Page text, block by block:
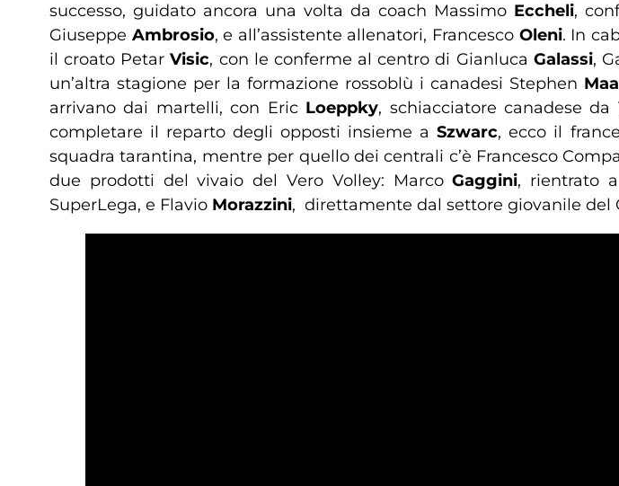
successo, guidato ancora una volta da coach Massimo Eccheli,
Giuseppe Ambrosio, e all’assistente allenatori, Francesco Oleni. In
il croato PetarVisic, con le conferme al centro di Gianluca Galassi,
un’altra stagione per la formazione rossoblù i canadesi Stephen
arrivano dai martelli, con Eric Loeppky, schiacciatore canadese
completare il reparto degli opposti insieme aSzwarc, ecco il
squadra tarantina, mentre per quello dei centrali c’è Francesco
due prodotti del vivaio del Vero Volley: MarcoGaggini, rientrato
SuperLega, e Flavio Morazzini, direttamente dal settore giovanile del